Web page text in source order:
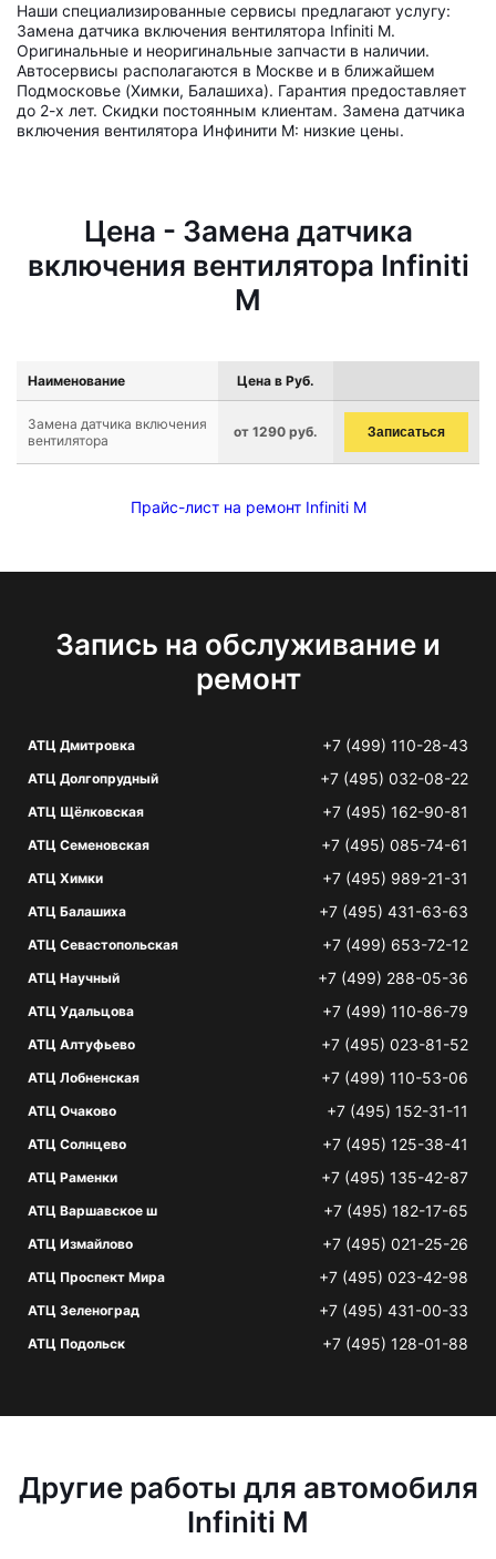
Наши специализированные сервисы предлагают услугу:
Замена датчика включения вентилятора Infiniti M.
Оригинальные и неоригинальные запчасти в наличии.
Автосервисы располагаются в Москве и в ближайшем
Подмосковье (Химки, Балашиха). Гарантия предоставляет
до 2-х лет. Скидки постоянным клиентам. Замена датчика
включения вентилятора Инфинити M: низкие цены.
Цена - Замена датчика
включения вентилятора Infiniti
M
Наименование Цена в Руб.
Замена датчика включения
вентилятора
от 1290 руб. Записаться
Прайс-лист на ремонт Infiniti M
Запись на обслуживание и
ремонт
АТЦ Дмитровка +7 (499) 110-28-43
АТЦ Долгопрудный +7 (495) 032-08-22
АТЦ Щёлковская +7 (495) 162-90-81
АТЦ Семеновская +7 (495) 085-74-61
АТЦ Химки +7 (495) 989-21-31
АТЦ Балашиха +7 (495) 431-63-63
АТЦ Севастопольская +7 (499) 653-72-12
АТЦ Научный +7 (499) 288-05-36
АТЦ Удальцова +7 (499) 110-86-79
АТЦ Алтуфьево +7 (495) 023-81-52
АТЦ Лобненская +7 (499) 110-53-06
АТЦ Очаково +7 (495) 152-31-11
АТЦ Солнцево +7 (495) 125-38-41
АТЦ Раменки +7 (495) 135-42-87
АТЦ Варшавское ш +7 (495) 182-17-65
АТЦ Измайлово +7 (495) 021-25-26
АТЦ Проспект Мира +7 (495) 023-42-98
АТЦ Зеленоград +7 (495) 431-00-33
АТЦ Подольск +7 (495) 128-01-88
Другие работы для автомобиля
Infiniti M